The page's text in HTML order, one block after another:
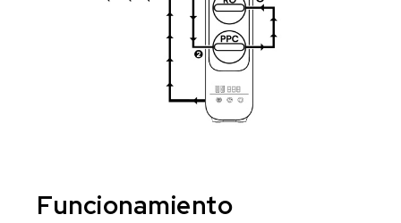
Funcionamiento